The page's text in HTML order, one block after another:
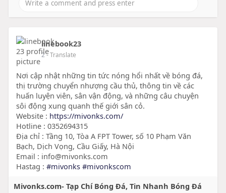
linebook23
2- Translate
Nơi cập nhật những tin tức nóng hổi nhất về bóng đá,
thị trường chuyển nhượng cầu thủ, thông tin về các
huấn luyện viên, sân vận động, và những câu chuyện
sôi động xung quanh thế giới sân cỏ.
Website : https://mivonks.com/
Hotline : 0352694315
Địa chỉ : Tầng 10, Tòa A FPT Tower, số 10 Phạm Văn
Bạch, Dịch Vọng, Cầu Giấy, Hà Nội
Email : info@mivonks.com
Hastag : #mivonks #mivonkscom
Mivonks.com- Tạp Chí Bóng Đá, Tin Nhanh Bóng Đá